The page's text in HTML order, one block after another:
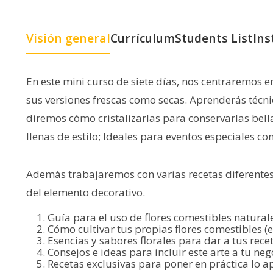
Visión generalCurrículumStudents List
En este mini curso de siete días, nos centraremos
sus versiones frescas como secas. Aprenderás
diremos cómo cristalizarlas para conservarlas
llenas de estilo; Ideales para eventos especiales
Además trabajaremos con varias recetas
del elemento decorativo.
Guía para el uso de flores comestibles
Cómo cultivar tus propias flores comestibles
Esencias y sabores florales para dar a tus
Consejos e ideas para incluir este arte a tu
Recetas exclusivas para poner en práctica lo